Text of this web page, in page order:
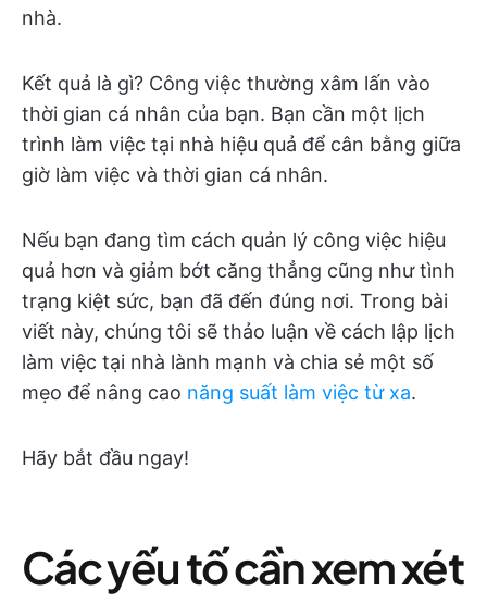
nhà.
Kết quả là gì? Công việc thường xâm lấn vào
thời gian cá nhân của bạn. Bạn cần một lịch
trình làm việc tại nhà hiệu quả để cân bằng giữa
giờ làm việc và thời gian cá nhân.
Nếu bạn đang tìm cách quản lý công việc hiệu
quả hơn và giảm bớt căng thẳng cũng như tình
trạng kiệt sức, bạn đã đến đúng nơi. Trong bài
viết này, chúng tôi sẽ thảo luận về cách lập lịch
làm việc tại nhà lành mạnh và chia sẻ một số
mẹo để nâng cao năng suất làm việc từ xa.
Hãy bắt đầu ngay!
Các yếu tố cần xem xét